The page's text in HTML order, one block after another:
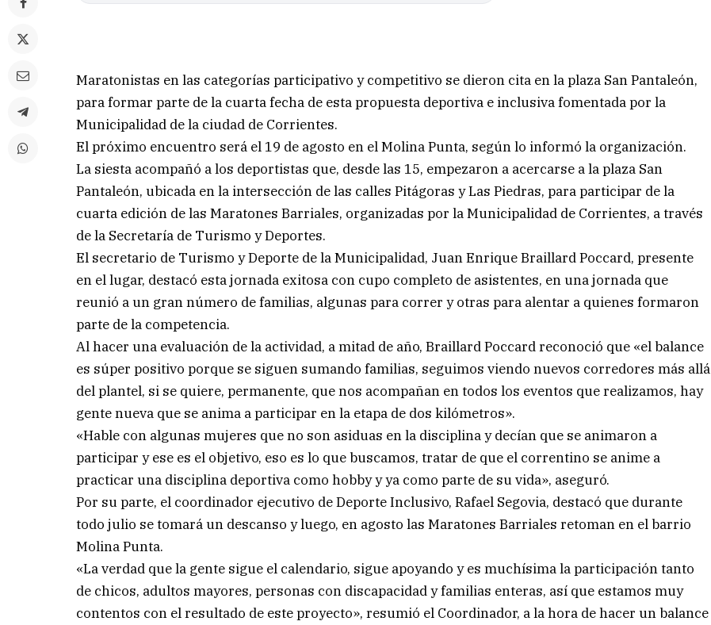
Maratonistas en las categorías participativo y competitivo se dieron cita en la plaza San Pantaleón,
para formar parte de la cuarta fecha de esta propuesta deportiva e inclusiva fomentada por la
Municipalidad de la ciudad de Corrientes.
El próximo encuentro será el 19 de agosto en el Molina Punta, según lo informó la organización.
La siesta acompañó a los deportistas que, desde las 15, empezaron a acercarse a la plaza San
Pantaleón, ubicada en la intersección de las calles Pitágoras y Las Piedras, para participar de la
cuarta edición de las Maratones Barriales, organizadas por la Municipalidad de Corrientes, a través
de la Secretaría de Turismo y Deportes.
El secretario de Turismo y Deporte de la Municipalidad, Juan Enrique Braillard Poccard, presente
en el lugar, destacó esta jornada exitosa con cupo completo de asistentes, en una jornada que
reunió a un gran número de familias, algunas para correr y otras para alentar a quienes formaron
parte de la competencia.
Al hacer una evaluación de la actividad, a mitad de año, Braillard Poccard reconoció que «el balance
es súper positivo porque se siguen sumando familias, seguimos viendo nuevos corredores más allá
del plantel, si se quiere, permanente, que nos acompañan en todos los eventos que realizamos, hay
gente nueva que se anima a participar en la etapa de dos kilómetros».
«Hable con algunas mujeres que no son asiduas en la disciplina y decían que se animaron a
participar y ese es el objetivo, eso es lo que buscamos, tratar de que el correntino se anime a
practicar una disciplina deportiva como hobby y ya como parte de su vida», aseguró.
Por su parte, el coordinador ejecutivo de Deporte Inclusivo, Rafael Segovia, destacó que durante
todo julio se tomará un descanso y luego, en agosto las Maratones Barriales retoman en el barrio
Molina Punta.
«La verdad que la gente sigue el calendario, sigue apoyando y es muchísima la participación tanto
de chicos, adultos mayores, personas con discapacidad y familias enteras, así que estamos muy
contentos con el resultado de este proyecto», resumió el Coordinador, a la hora de hacer un balance